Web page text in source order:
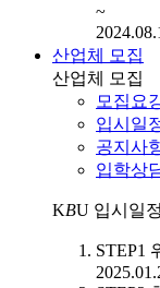
~
산업체 모집
산업체 모집
모집요
입시일
공지사
입학상
KBU 입시일
STEP1